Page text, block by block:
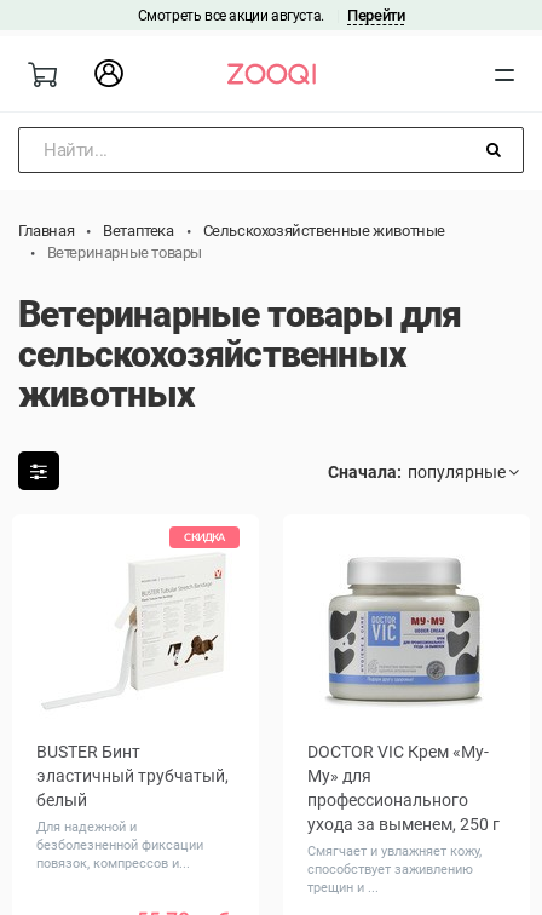
Смотреть все акции августа. Перейти
Найти...
Главная Ветаптека
Сельскохозяйственные животные
Ветеринарные товары
Ветеринарные товары для
сельскохозяйственных
животных
Сначала:
СКИДКА
BUSTER Бинт
эластичный трубчатый,
белый
Для надежной и
безболезненной фиксации
повязок, компрессов и...
DOCTOR VIC Крем «Му-
Му» для
профессионального
ухода за выменем, 250 г
Смягчает и увлажняет кожу,
способствует заживлению
трещин и ...